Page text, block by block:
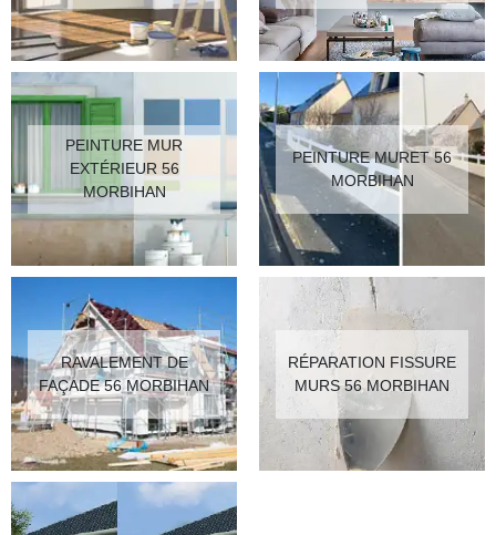
PEINTURE MUR
EXTÉRIEUR 56
MORBIHAN
PEINTURE MURET 56
MORBIHAN
RAVALEMENT DE
FAÇADE 56 MORBIHAN
RÉPARATION FISSURE
MURS 56 MORBIHAN